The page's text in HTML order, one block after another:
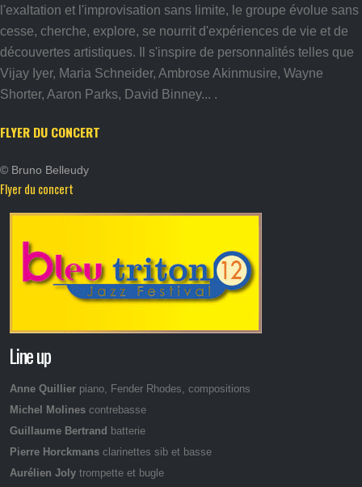
l'exaltation et l'improvisation sans limite, le groupe évolue sans
cesse, cherche, explore, se nourrit d'expériences de vie et de
découvertes artistiques. Il s'inspire de personnalités telles que
Vijay Iyer, Maria Schneider, Ambrose Akinmusire, Wayne
Shorter, Aaron Parks, David Binney... .
FLYER DU CONCERT
© Bruno Belleudy
Flyer du concert
Line up
Anne Quillier piano, Fender Rhodes, compositions
Michel Molines contrebasse
Guillaume Bertrand batterie
Pierre Horckmans clarinettes sib et basse
Aurélien Joly trompette et bugle